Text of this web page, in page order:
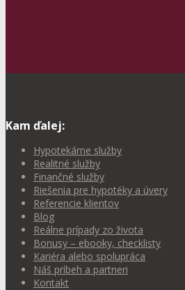
Kam ďalej:
Hypotekárne služby
Realitné služby
Finančné služby
Riešenia pre hypotéky a úvery
Referencie klientov
Blog
Reálne prípady zo života
Bonusy – ebooky, checklisty
Kariéra alebo spolupráca
Náš príbeh a partneri
Kontakt